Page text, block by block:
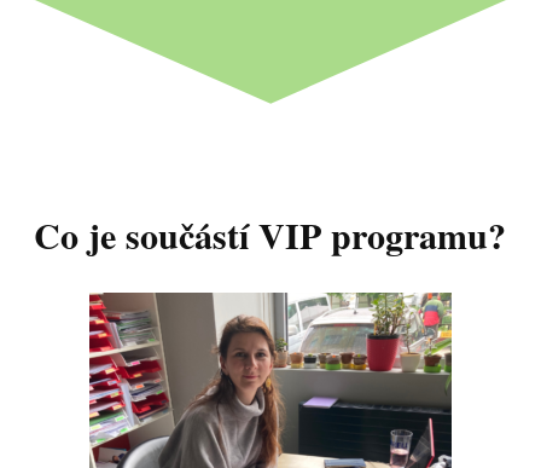
Co je součástí VIP programu?